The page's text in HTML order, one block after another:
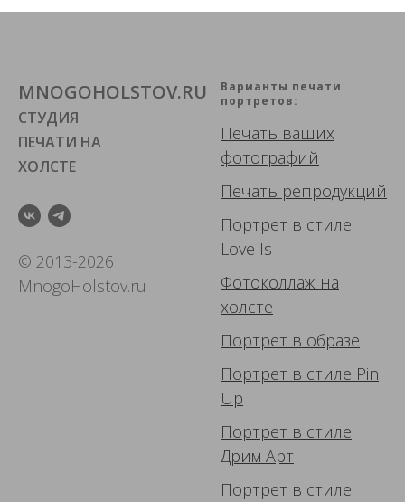
MNOGOHOLSTOV.RU
СТУДИЯ
ПЕЧАТИ НА
ХОЛСТЕ
© 2013-2026
MnogoHolstov.ru
Варианты печати
портретов:
Печать ваших
фотографий
Печать репродукций
Портрет в стиле
Love Is
Фотоколлаж на
холсте
Портрет в образе
Портрет в стиле Pin
Up
Портрет в стиле
Дрим Арт
Портрет в стиле